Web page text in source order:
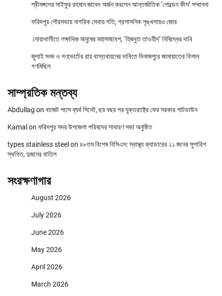
শ্রীমঙ্গলের সাইফুর রহমান জাবেদ অর্জন করলেন আন্তর্জাতিক ‘গোল্ডেন কীস’ সম্মাননা
ফরিদপুর পৌরসভায় নাগরিক সেবায় গতি, প্রশাসনিক শৃঙ্খলায়ও জোর
নোয়াখালীতে লক্ষাধিক মানুষের মহাসমাবেশ, ‘হিজবুত তাওহীদ’ নিষিদ্ধের দাবি
জুলাই সনদ ও গণভোটের রায় বাস্তবায়নের দাবিতে দিনাজপুরে জামায়াতের বিশাল
গণমিছিল
সাম্প্রতিক মন্তব্য
Abdullag on বাজেট পাসে ব্যর্থ সিনেট, ছয় বছর পর যুক্তরাষ্ট্রে ফের সরকার শাটডাউন
Kamal on ফরিদপুর সদর উপজেলা পরিষদের সাধারণ সভা অনুষ্ঠিত
types stainless steel on ৪৮তম বিশেষ বিসিএস: স্বাস্থ্য ক্যাডারের ২১ জনের সুপারিশ
স্থগিত, দুজনের বাতিল
সংরক্ষণাগার
August 2026
July 2026
June 2026
May 2026
April 2026
March 2026